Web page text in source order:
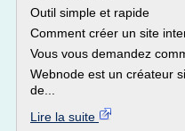
Outil simple et rapide
Comment créer un site
Vous vous demandez
Webnode est un créateur
de...
Lire la suite